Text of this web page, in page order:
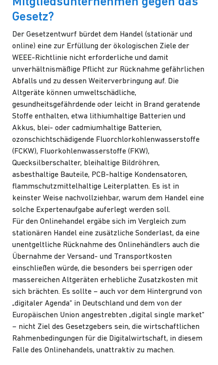
Gesetz?
Der Gesetzentwurf bürdet dem Handel (stationär und
online) eine zur Erfüllung der ökologischen Ziele der
WEEE-Richtlinie nicht erforderliche und damit
unverhältnismäßige Pflicht zur Rücknahme gefährlichen
Abfalls und zu dessen Weiterverbringung auf. Die
Altgeräte können umweltschädliche,
gesundheitsgefährdende oder leicht in Brand geratende
Stoffe enthalten, etwa lithiumhaltige Batterien und
Akkus, blei- oder cadmiumhaltige Batterien,
ozonschichtschädigende Fluorchlorkohlenwasserstoffe
(FCKW), Fluorkohlenwasserstoffe (FKW),
Quecksilberschalter, bleihaltige Bildröhren,
asbesthaltige Bauteile, PCB-haltige Kondensatoren,
flammschutzmittelhaltige Leiterplatten. Es ist in
keinster Weise nachvollziehbar, warum dem Handel eine
solche Expertenaufgabe auferlegt werden soll.
Für den Onlinehandel ergäbe sich im Vergleich zum
stationären Handel eine zusätzliche Sonderlast, da eine
unentgeltliche Rücknahme des Onlinehändlers auch die
Übernahme der Versand- und Transportkosten
einschließen würde, die besonders bei sperrigen oder
massereichen Altgeräten erhebliche Zusatzkosten mit
sich brächten. Es sollte – auch vor dem Hintergrund von
„digitaler Agenda“ in Deutschland und dem von der
Europäischen Union angestrebten „digital single market“
– nicht Ziel des Gesetzgebers sein, die wirtschaftlichen
Rahmenbedingungen für die Digitalwirtschaft, in diesem
Falle des Onlinehandels, unattraktiv zu machen.